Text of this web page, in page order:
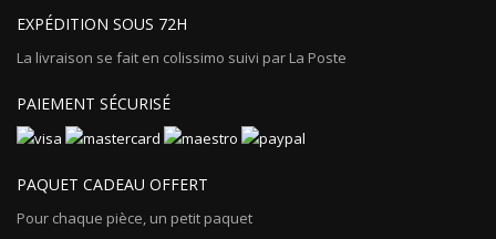
EXPÉDITION SOUS 72H
La livraison se fait en colissimo suivi par La Poste
PAIEMENT SÉCURISÉ
PAQUET CADEAU OFFERT
Pour chaque pièce, un petit paquet